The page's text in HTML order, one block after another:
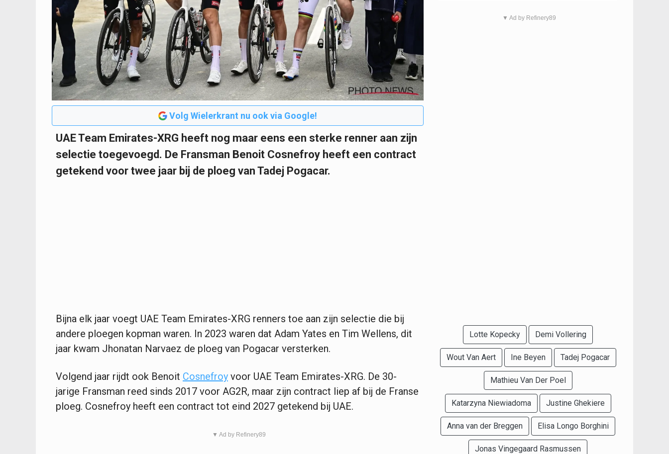
Volg Wielerkrant nu ook via Google!
UAE Team Emirates-XRG heeft nog maar eens een sterke renner aan zijn
selectie toegevoegd. De Fransman Benoit Cosnefroy heeft een contract
getekend voor twee jaar bij de ploeg van Tadej Pogacar.
Bijna elk jaar voegt UAE Team Emirates-XRG renners toe aan zijn selectie die bij
andere ploegen kopman waren. In 2023 waren dat Adam Yates en Tim Wellens, dit
jaar kwam Jhonatan Narvaez de ploeg van Pogacar versterken.
Volgend jaar rijdt ook Benoit Cosnefroy voor UAE Team Emirates-XRG. De 30-
jarige Fransman reed sinds 2017 voor AG2R, maar zijn contract liep af bij de Franse
ploeg. Cosnefroy heeft een contract tot eind 2027 getekend bij UAE.
▼ Ad by Refinery89
▼ Ad by Refinery89
Lotte Kopecky Demi Vollering
Wout Van Aert Ine Beyen Tadej Pogacar
Mathieu Van Der Poel
Katarzyna Niewiadoma Justine Ghekiere
Anna van der Breggen Elisa Longo Borghini
Jonas Vingegaard Rasmussen